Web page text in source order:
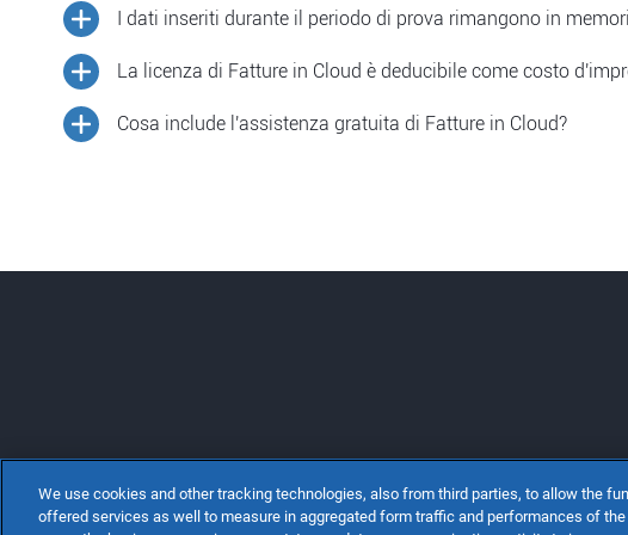
Puoi decidere se acquistare o no Fatture in Cloud e quale
Per attivare una licenza, dovrai andare nella sezione
I dati inseriti durante il periodo di prova rimangono in
Si, rimangono tutti. Quando acquisterai la licenza, ritroverai
I dati vengono cancellati dal database solo trascorsi 12
La licenza di Fatture in Cloud è deducibile come costo
È un onere deducibile, perché attinente all'attività svolta,
Cosa include l'assistenza gratuita di Fatture in Cloud?
We use cookies and other tracking technologies, also from third parties, to allow the
offered services as well to measure in aggregated form traffic and performances of the